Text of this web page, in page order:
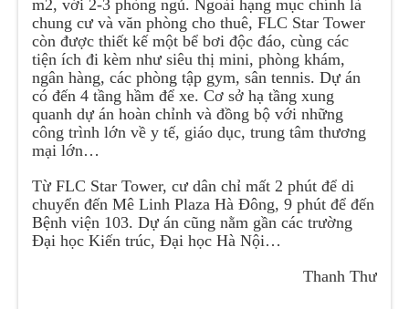
m2, với 2-3 phòng ngủ. Ngoài hạng mục chính là
chung cư và văn phòng cho thuê, FLC Star Tower
còn được thiết kế một bể bơi độc đáo, cùng các
tiện ích đi kèm như siêu thị mini, phòng khám,
ngân hàng, các phòng tập gym, sân tennis. Dự án
có đến 4 tầng hầm để xe. Cơ sở hạ tầng xung
quanh dự án hoàn chỉnh và đồng bộ với những
công trình lớn về y tế, giáo dục, trung tâm thương
mại lớn…
Từ FLC Star Tower, cư dân chỉ mất 2 phút để di
chuyển đến Mê Linh Plaza Hà Đông, 9 phút để đến
Bệnh viện 103. Dự án cũng nằm gần các trường
Đại học Kiến trúc, Đại học Hà Nội…
Thanh Thư